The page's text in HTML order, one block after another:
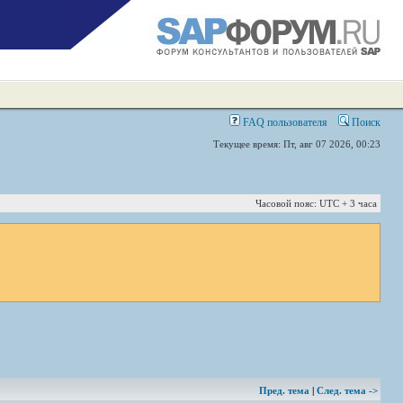
FAQ пользователя Поиск
Текущее время: Пт, авг 07 2026, 00:23
Часовой пояс: UTC + 3 часа
Пред. тема | След. тема ->